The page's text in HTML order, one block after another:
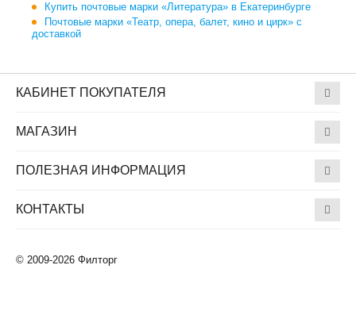
Купить почтовые марки «Литература» в Екатеринбурге
Почтовые марки «Театр, опера, балет, кино и цирк» с
доставкой
КАБИНЕТ ПОКУПАТЕЛЯ
МАГАЗИН
ПОЛЕЗНАЯ ИНФОРМАЦИЯ
КОНТАКТЫ
© 2009-2026 Филторг